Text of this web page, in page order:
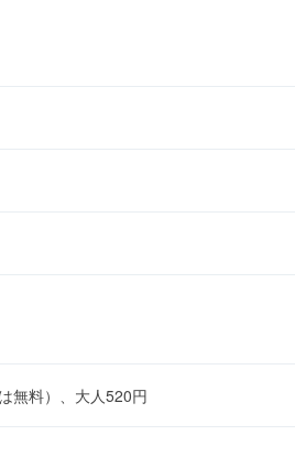
無料）、大人520円